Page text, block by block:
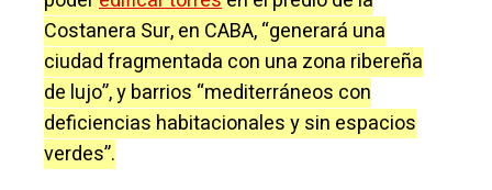
Costanera Sur, en CABA, “generará una
ciudad fragmentada con una zona ribereña
de lujo”, y barrios “mediterráneos con
deficiencias habitacionales y sin espacios
verdes”.